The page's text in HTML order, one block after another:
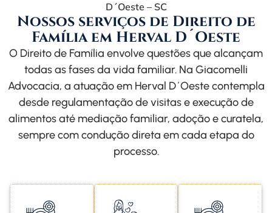
D´Oeste – SC
Nossos serviços de Direito de
Família em Herval D´Oeste
O Direito de Família envolve questões que alcançam
todas as fases da vida familiar. Na Giacomelli
Advocacia, a atuação em Herval D´Oeste contempla
desde regulamentação de visitas e execução de
alimentos até mediação familiar, adoção e curatela,
sempre com condução direta em cada etapa do
processo.